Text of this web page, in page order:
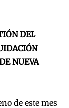
DEL
NUEVA
de este mes